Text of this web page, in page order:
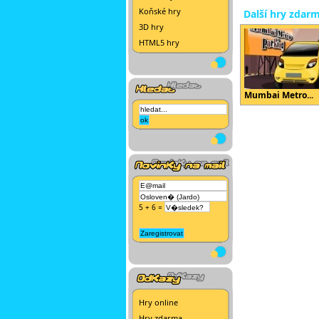
Koňské hry
3D hry
HTML5 hry
5 + 6 =
Hry online
Další hry
Mumbai Metro...